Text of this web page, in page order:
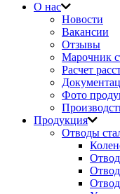
О нас
Новости
Вакансии
Отзывы
Марочник
Расчет
Фото
Продукция
Отводы